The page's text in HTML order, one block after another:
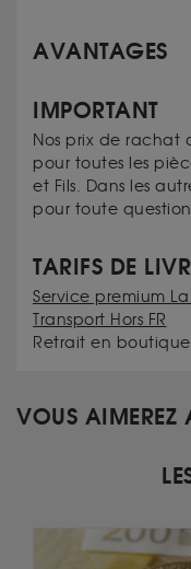
AVANTAGES
IMPORTANT
Nos prix de rachat
pour toutes les
et Fils. Dans les
pour toute
TARIFS DE
Service premium
Transport Hors FR
Retrait en boutique
VOUS AIMEREZ